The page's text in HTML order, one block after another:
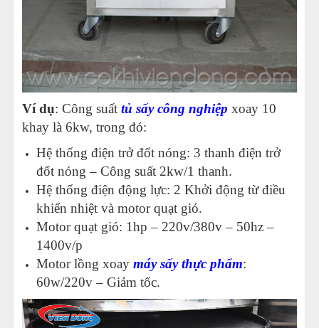
Ví dụ: Công suất tủ sấy công nghiệp xoay 10
khay là 6kw, trong đó:
Hệ thống điện trở đốt nóng: 3 thanh điện trở
đốt nóng – Công suất 2kw/1 thanh.
Hệ thống điện động lực: 2 Khởi động từ điều
khiển nhiệt và motor quạt gió.
Motor quạt gió: 1hp – 220v/380v – 50hz –
1400v/p
Motor lồng xoay máy sấy thực phẩm:
60w/220v – Giảm tốc.